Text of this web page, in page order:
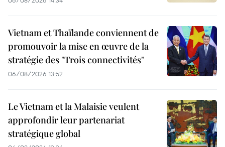
Vietnam et Thaïlande conviennent de
promouvoir la mise en œuvre de la
stratégie des "Trois connectivités"
06/08/2026 13:52
Le Vietnam et la Malaisie veulent
approfondir leur partenariat
stratégique global